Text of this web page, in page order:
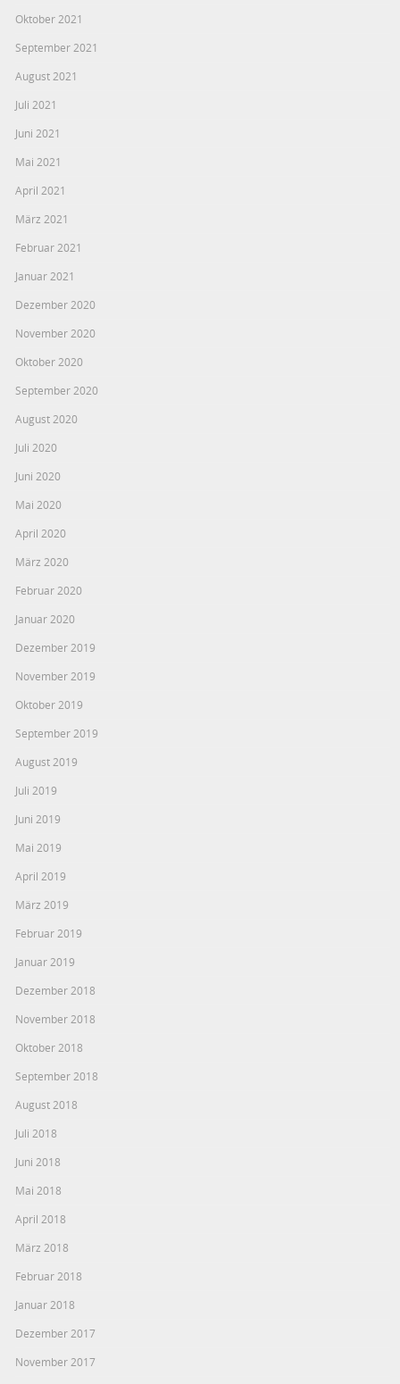
Oktober 2021
September 2021
August 2021
Juli 2021
Juni 2021
Mai 2021
April 2021
März 2021
Februar 2021
Januar 2021
Dezember 2020
November 2020
Oktober 2020
September 2020
August 2020
Juli 2020
Juni 2020
Mai 2020
April 2020
März 2020
Februar 2020
Januar 2020
Dezember 2019
November 2019
Oktober 2019
September 2019
August 2019
Juli 2019
Juni 2019
Mai 2019
April 2019
März 2019
Februar 2019
Januar 2019
Dezember 2018
November 2018
Oktober 2018
September 2018
August 2018
Juli 2018
Juni 2018
Mai 2018
April 2018
März 2018
Februar 2018
Januar 2018
Dezember 2017
November 2017